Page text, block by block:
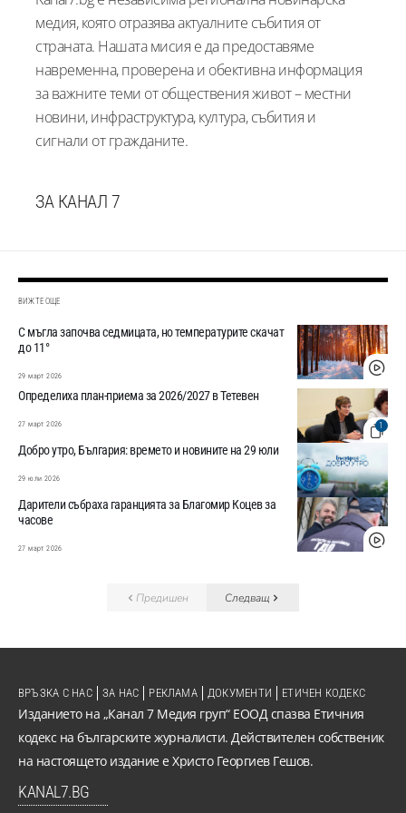
медия, която отразява актуалните събития от
страната. Нашата мисия е да предоставяме
навременна, проверена и обективна информация
за важните теми от обществения живот – местни
новини, инфраструктура, култура, събития и
сигнали от гражданите.
ЗА КАНАЛ 7
ВИЖТЕ ОЩЕ
С мъгла започва седмицата, но температурите скачат
до 11°
29 март 2026
1
Определиха план-приема за 2026/2027 в Тетевен
27 март 2026
Добро утро, България: времето и новините на 29 юли
29 юли 2026
Дарители събраха гаранцията за Благомир Коцев за
часове
27 март 2026
Предишен Следващ
Изданието на „Канал 7 Медия груп“ ЕООД спазва Етичния
кодекс на българските журналисти. Действителен собственик
на настоящето издание е Христо Георгиев Гешов.
KANAL7.BG
ВРЪЗКА С НАС ЗА НАС РЕКЛАМА ДОКУМЕНТИ ЕТИЧЕН КОДЕКС